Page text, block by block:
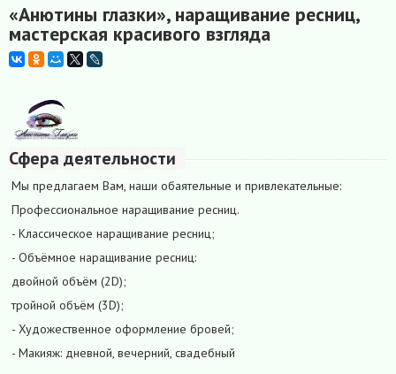
«Анютины глазки», наращивание ресниц,
мастерская красивого взгляда
Сфера деятельности
Мы предлагаем Вам, наши обаятельные и привлекательные:
Профессиональное наращивание ресниц.
- Классическое наращивание ресниц;
- Объёмное наращивание ресниц:
двойной объём (2D);
тройной объём (3D);
- Художественное оформление бровей;
- Макияж: дневной, вечерний, свадебный